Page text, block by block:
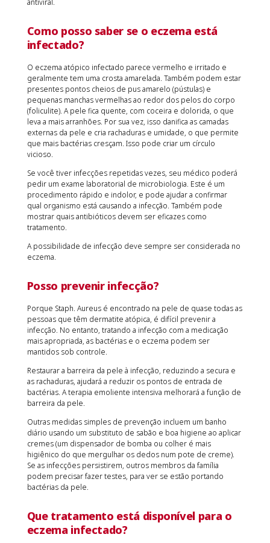
antiviral.
Como posso saber se o eczema está
infectado?
O eczema atópico infectado parece vermelho e irritado e
geralmente tem uma crosta amarelada. Também podem estar
presentes pontos cheios de pus amarelo (pústulas) e
pequenas manchas vermelhas ao redor dos pelos do corpo
(foliculite). A pele fica quente, com coceira e dolorida, o que
leva a mais arranhões. Por sua vez, isso danifica as camadas
externas da pele e cria rachaduras e umidade, o que permite
que mais bactérias cresçam. Isso pode criar um círculo
vicioso.
Se você tiver infecções repetidas vezes, seu médico poderá
pedir um exame laboratorial de microbiologia. Este é um
procedimento rápido e indolor, e pode ajudar a confirmar
qual organismo está causando a infecção. Também pode
mostrar quais antibióticos devem ser eficazes como
tratamento.
A possibilidade de infecção deve sempre ser considerada no
eczema.
Posso prevenir infecção?
Porque Staph. Aureus é encontrado na pele de quase todas as
pessoas que têm dermatite atópica, é difícil prevenir a
infecção. No entanto, tratando a infecção com a medicação
mais apropriada, as bactérias e o eczema podem ser
mantidos sob controle.
Restaurar a barreira da pele à infecção, reduzindo a secura e
as rachaduras, ajudará a reduzir os pontos de entrada de
bactérias. A terapia emoliente intensiva melhorará a função de
barreira da pele.
Outras medidas simples de prevenção incluem um banho
diário usando um substituto de sabão e boa higiene ao aplicar
cremes (um dispensador de bomba ou colher é mais
higiênico do que mergulhar os dedos num pote de creme).
Se as infecções persistirem, outros membros da família
podem precisar fazer testes, para ver se estão portando
bactérias da pele.
Que tratamento está disponível para o
eczema infectado?